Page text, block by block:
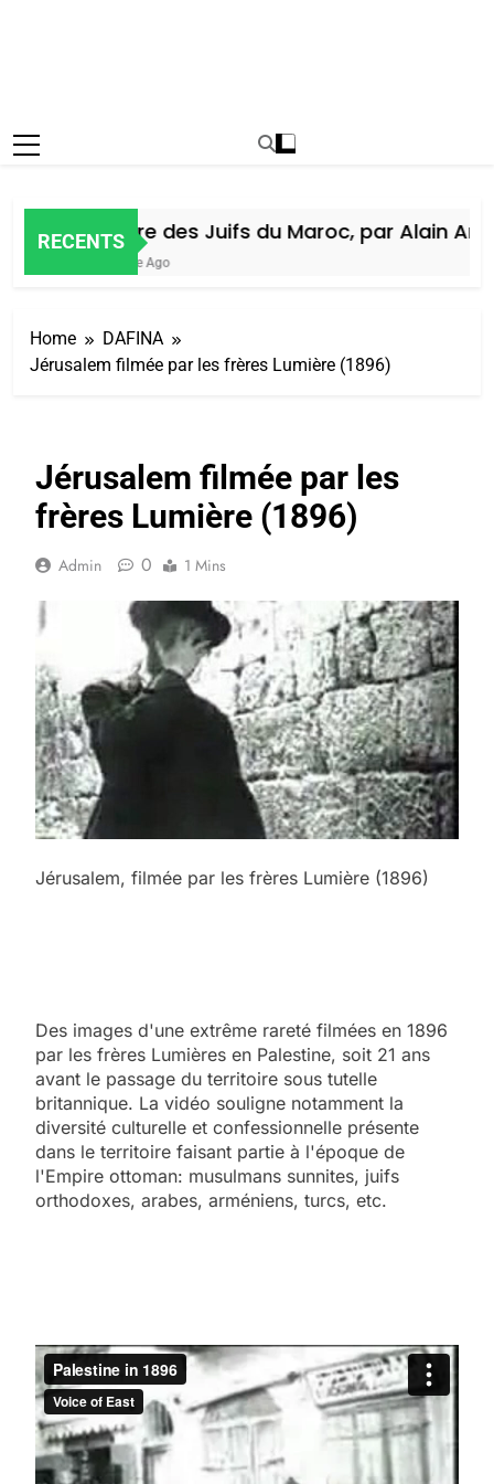
RECENTS
Histoire des Juifs du Maroc, par Alain Amiel
1 Semaine Ago
Home
DAFINA
Jérusalem filmée par les frères Lumière (1896)
Jérusalem filmée par les
frères Lumière (1896)
Admin 0 1 Mins
Jérusalem, filmée par les frères Lumière (1896)
Des images d'une extrême rareté filmées en 1896
par les frères Lumières en Palestine, soit 21 ans
avant le passage du territoire sous tutelle
britannique. La vidéo souligne notamment la
diversité culturelle et confessionnelle présente
dans le territoire faisant partie à l'époque de
l'Empire ottoman: musulmans sunnites, juifs
orthodoxes, arabes, arméniens, turcs, etc.